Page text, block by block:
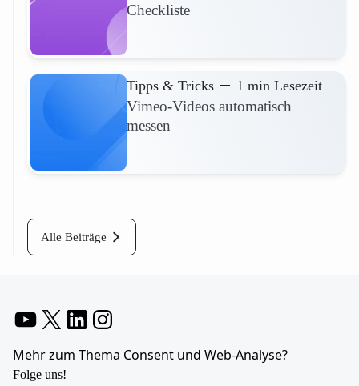
Checkliste
Tipps & Tricks 1 min Lesezeit
Vimeo-Videos automatisch
messen
Alle Beiträge
Mehr zum Thema Consent und Web-Analyse?
Folge uns!